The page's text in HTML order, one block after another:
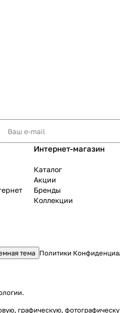
Интернет-магазин
Каталог
Акции
Бренды
Коллекции
тема Политики
.
графическую,